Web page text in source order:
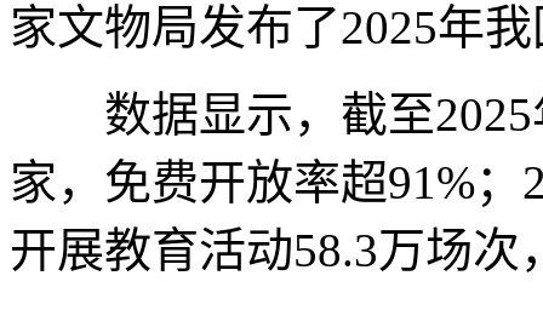
家文物局发布了2025年
数据显示，截至2025
家，免费开放率超91%
开展教育活动58.3万场